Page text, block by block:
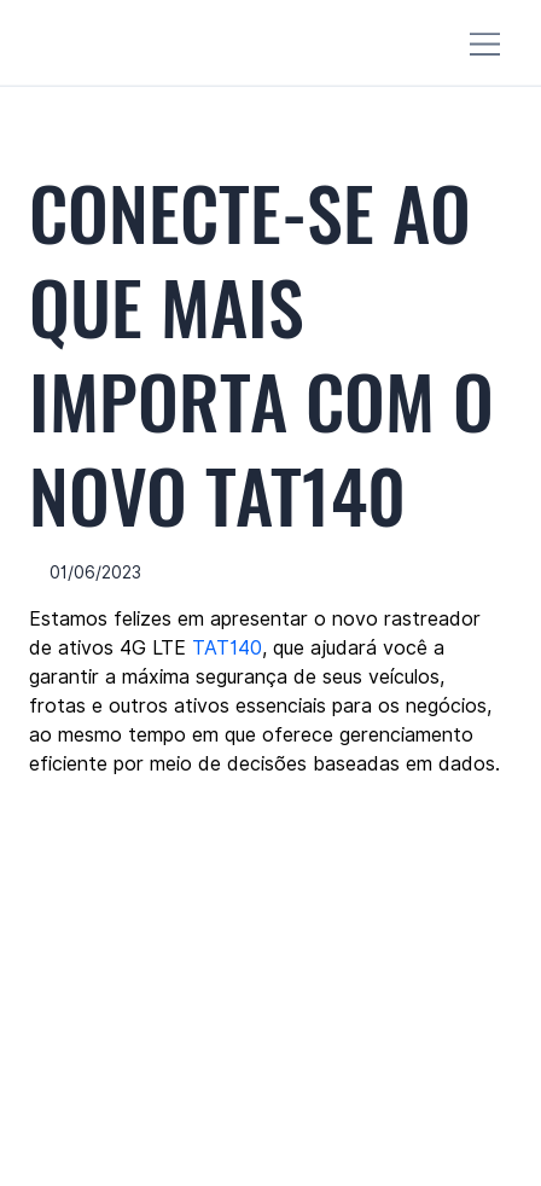
CONECTE-SE AO
QUE MAIS
IMPORTA COM O
NOVO TAT140
01/06/2023
Estamos felizes em apresentar o novo rastreador
de ativos 4G LTE TAT140, que ajudará você a
garantir a máxima segurança de seus veículos,
frotas e outros ativos essenciais para os negócios,
ao mesmo tempo em que oferece gerenciamento
eficiente por meio de decisões baseadas em dados.